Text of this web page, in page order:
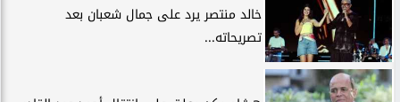
خالد منتصر يرد على جمال شعبان بعد
تصريحاته...